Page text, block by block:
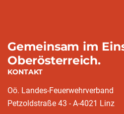
Gemeinsam im
Oberösterreich.
KONTAKT
Oö. Landes-Feuerwehrverband
Petzoldstraße 43 - A-4021 Linz